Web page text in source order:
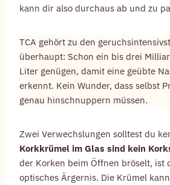
kann dir also durchaus ab und zu
TCA gehört zu den
überhaupt: Schon ein bis drei
Liter genügen, damit eine geübte
erkennt. Kein Wunder, dass selbst
genau hinschnuppern müssen.
Zwei Verwechslungen solltest du
Korkkrümel im Glas sind kein
der Korken beim Öffnen bröselt, ist
optisches Ärgernis. Die Krümel